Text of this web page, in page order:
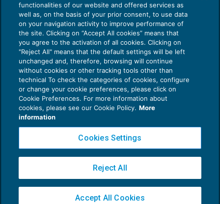
Proposte di lettura da parte di un
bibliofilo cronico
VIAGGI E TEMPO LIBERO25/01/2020
diAndrea Valiotto
1 2 3 4 5
functionalities of our website and offered services as
well as, on the basis of your prior consent, to use data
on your navigation activity to improve performance of
the site. Clicking on “Accept All cookies” means that
you agree to the activation of all cookies. Clicking on
"Reject All" means that the default settings will be left
unchanged and, therefore, browsing will continue
without cookies or other tracking tools other than
technical To check the categories of cookies, configure
or change your cookie preferences, please click on
Cookie Preferences. For more information about
cookies, please see our Cookie Policy. More
information
Cookies Settings
Reject All
Accept All Cookies